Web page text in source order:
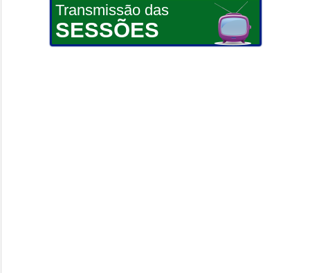
Transmissão das
SESSÕES